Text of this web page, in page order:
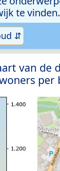
te vinden.
⇵
van de
per